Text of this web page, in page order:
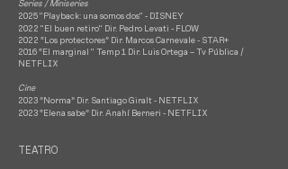
Series / Miniseries
2025 "Playback: una somos dos" - DISNEY
2022 "El buen retiro" Dir. Pedro Levati - FLOW
2022 “Los protectores” Dir. Marcos Carnevale - STAR+
2016 “El marginal " Temp 1 Dir. Luis Ortega – Tv Pública /
NETFLIX
Cine
2023 ”Norma” Dir. Santiago Giralt - NETFLIX
2023 “Elena sabe” Dir. Anahí Berneri - NETFLIX
TEATRO